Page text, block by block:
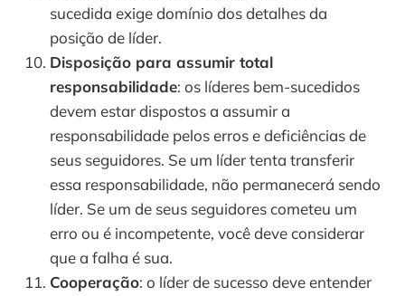
sucedida exige domínio dos detalhes da
posição de líder.
Disposição para assumir total
responsabilidade: os líderes bem-sucedidos
devem estar dispostos a assumir a
responsabilidade pelos erros e deficiências de
seus seguidores. Se um líder tenta transferir
essa responsabilidade, não permanecerá sendo
líder. Se um de seus seguidores cometeu um
erro ou é incompetente, você deve considerar
que a falha é sua.
Cooperação: o líder de sucesso deve entender